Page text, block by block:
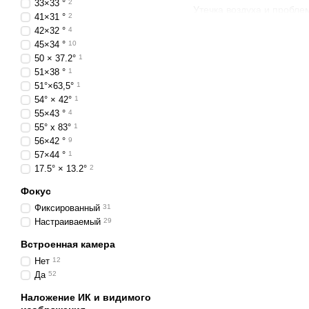
33×33 ° 2
41×31 ° 2
42×32 ° 4
45×34 ° 10
50 × 37.2° 1
51×38 ° 1
51°×63,5° 1
54° × 42° 1
55×43 ° 4
55° х 83° 1
56×42 ° 9
57×44 ° 1
17.5° × 13.2° 2
Фокус
Фиксированный 31
Настраиваемый 29
Встроенная камера
Нет 12
Да 52
Наложение ИК и видимого